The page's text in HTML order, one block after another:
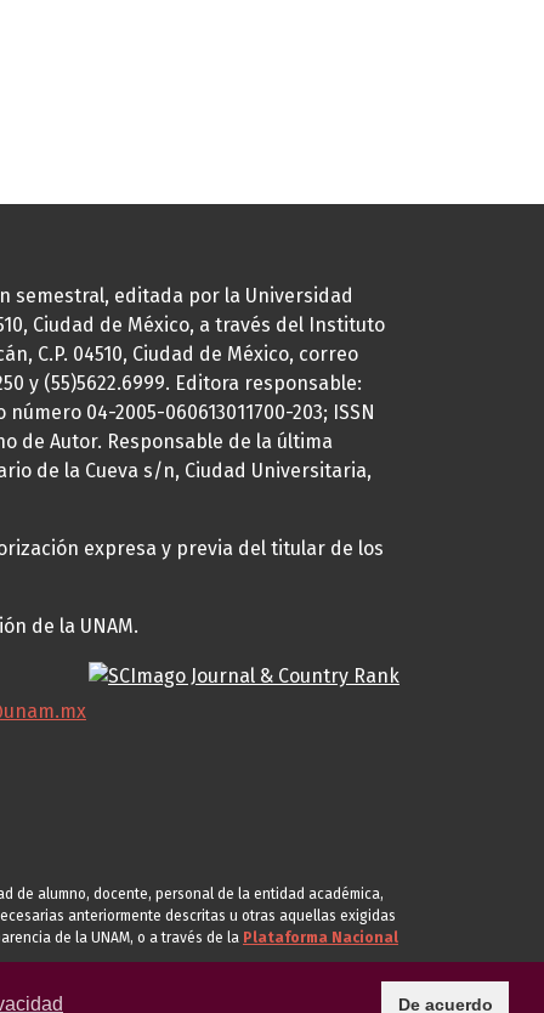
De acuerdo
semestral, editada por la Universidad
Ciudad de México, a través del Instituto
C.P. 04510, Ciudad de México, correo
y (55)5622.6999. Editora responsable:
04-2005-060613011700-203; ISSN
de Autor. Responsable de la última
de la Cueva s/n, Ciudad Universitaria,
expresa y previa del titular de los
de la UNAM.
de alumno, docente, personal de la entidad académica,
anteriormente descritas u otras aquellas exigidas
de la UNAM, o a través de la Plataforma Nacional